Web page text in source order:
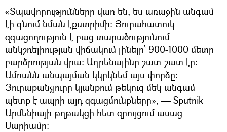
«Տպավորությունները վառ են, ես առաջին անգամ
էի գնում նման էքստրիմի։ Յուրահատուկ
զգացողություն է բաց տարածությունում
անկշռելիության վիճակում լինելը՝ 900-1000 մետր
բարձրության վրա։ Ադրենալինը շատ-շատ էր։
Ամռանն անպայման կկրկնեմ այս փորձը։
Յուրաքանչյուրը կյանքում թեկուզ մեկ անգամ
պետք է ապրի այդ զգացմունքները», — Sputnik
Արմենիայի թղթակցի հետ զրույցում ասաց
Մարիամը։